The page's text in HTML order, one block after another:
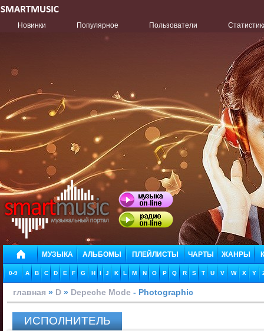
Новинки Популярное Пользователи
МУЗЫКА АЛЬБОМЫ ПЛЕЙЛИСТЫ ЧАРТЫ ЖАНРЫ
0-9 A B C D E F G H I J K L M N O P Q R S T U V W X Y
главная » D » Depeche Mode - Photographic
ИСПОЛНИТЕЛЬ